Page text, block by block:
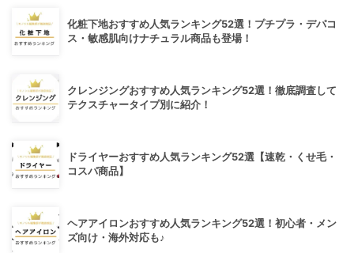
化粧下地おすすめ人気ランキング52選！プチプラ・デパコ
ス・敏感肌向けナチュラル商品も登場！
クレンジングおすすめ人気ランキング52選！徹底調査して
テクスチャータイプ別に紹介！
ドライヤーおすすめ人気ランキング52選【速乾・くせ毛・
コスパ商品】
ヘアアイロンおすすめ人気ランキング52選！初心者・メン
ズ向け・海外対応も♪